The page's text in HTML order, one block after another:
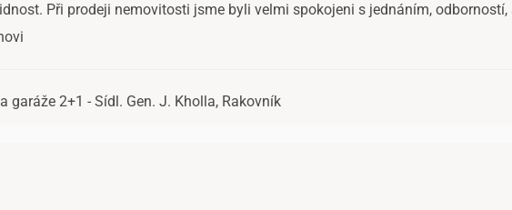
Při prodeji nemovitosti jsme byli velmi spokojeni s jednáním,
garáže 2+1 - Sídl. Gen. J. Kholla, Rakovník